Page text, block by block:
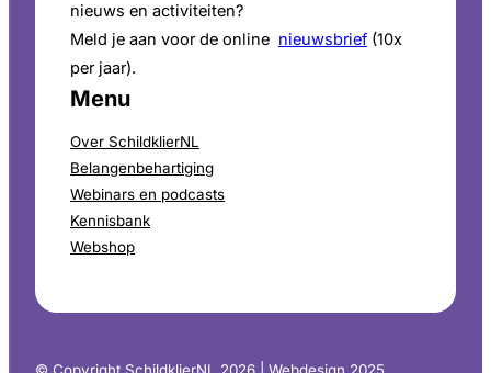
nieuws en activiteiten?
Meld je aan voor de online nieuwsbrief (10x
per jaar).
Menu
Over SchildklierNL
Belangenbehartiging
Webinars en podcasts
Kennisbank
Webshop
© Copyright SchildklierNL 2026 | Webdesign 2025